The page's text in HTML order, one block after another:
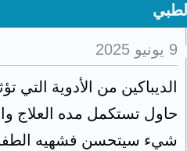
9 يونيو 2025
الديباكين من الأدوية
حاول تستكمل مده العلاج
شيء سيتحسن فشهيه